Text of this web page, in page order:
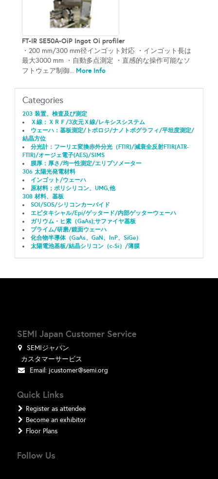
FT-IR SE50A-OiP Ingot Oi profiler
・200 mm/300 mm径インゴット対応 ・インゴット長は
最大3000 mm ・自動多点測定 ・直感的な操作可能なソ
フトウェア制御... More Info
Categories
203 装置、検査及び測定
Ｘ線：ＸＲＦ/3次元Ｘ線/レキシスシステム
ウェーハ：基板測定/トポロジ/ナノトポグラフィ/平坦度測定/
結晶方位
分光計：フーリエ変換赤外分光（FTIR)/減衰全反射FTIR(ATR-
FTIR)/オージェ電子(AES)/SIMS
膜厚：厚さ/均一性測定/エリプソメーター
306 太陽光発電材料
インゴット/ウェーハ
原材料；ポリシリコン、UMG,他
308 材料、基板
SOI/SOS/シリコンカーバイド
エピタキシャル/Epi/ゲッタード/内部ゲッターウェーハ
ガリウム・ヒ素（GaAs);サファイヤ基板
プライム/研磨/鏡面ウェーハ
化合物半導体（GaAs、GaN、InP、SiGe）
太陽電池基板/結晶シリコン（c-Si）/薄膜
SEMI Japan Customer Service
SEMIジャパン
カスタマーサービス
Email: jcustomer@semi.org
Quick Links
Register as attendee
Become an exhibitor
Floor Plans
Follow Us